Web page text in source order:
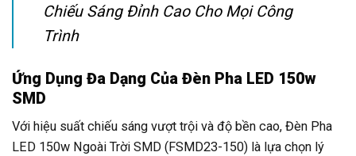
Chiếu Sáng Đỉnh Cao Cho Mọi Công
Trình
Ứng Dụng Đa Dạng Của Đèn Pha LED 150w
SMD
Với hiệu suất chiếu sáng vượt trội và độ bền cao, Đèn Pha
LED 150w Ngoài Trời SMD (FSMD23-150) là lựa chọn lý